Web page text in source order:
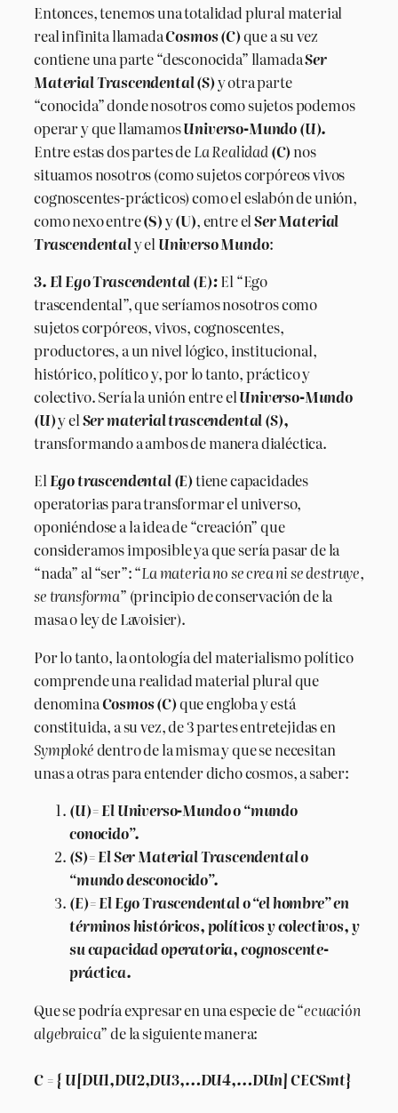
Entonces, tenemos una totalidad plural material
real infinita llamadaCosmos (C)que a su vez
contiene una parte “desconocida” llamadaSer
Material Trascendental (S)y otra parte
“conocida” donde nosotros como sujetos podemos
operar y que llamamosUniverso-Mundo (U).
Entre estas dos partes deLa Realidad (C)nos
situamos nosotros (como sujetos corpóreos vivos
cognoscentes-prácticos) como el eslabón de unión,
como nexo entre(S)y(U), entre elSer Material
Trascendentaly el Universo Mundo:
3. El Ego Trascendental (E):El “Ego
trascendental”, que seríamos nosotros como
sujetos corpóreos, vivos, cognoscentes,
productores, a un nivel lógico, institucional,
histórico, político y, por lo tanto, práctico y
colectivo. Sería la unión entre elUniverso-Mundo
(U)y elSer material trascendental (S),
transformando a ambos de manera dialéctica.
ElEgo trascendental (E)tiene capacidades
operatorias para transformar el universo,
oponiéndose a la idea de “creación” que
consideramos imposible ya que sería pasar de la
“nada” al “ser”: “La materia no se crea ni se destruye,
se transforma” (principio de conservación de la
masa o ley de Lavoisier).
Por lo tanto, la ontología del materialismo político
comprende una realidad material plural que
denominaCosmos (C)que engloba y está
constituida, a su vez, de 3 partes entretejidas en
Symplokédentro de la misma y que se necesitan
unas a otras para entender dicho cosmos, a saber:
(U)= El Universo-Mundo o “mundo
conocido”.
(S)= El Ser Material Trascendental o
“mundo desconocido”.
(E)= El Ego Trascendental o “el hombre” en
términos históricos, políticos y colectivos, y
su capacidad operatoria, cognoscente-
práctica.
Que se podría expresar en una especie de “ecuación
algebraica” de la siguiente manera:
C = { U[DU1,DU2,DU3,…DU4,…DUn] CECSmt}